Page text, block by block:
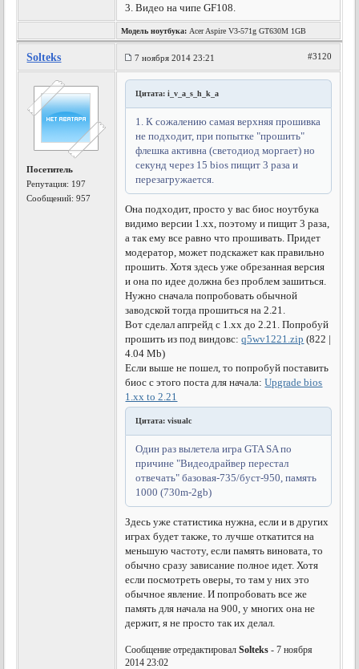
3. Видео на чипе GF108.
Модель ноутбука: Acer Aspire V3-571g GT630M 1GB
Solteks 7 ноября 2014 23:21 #3120
Посетитель
Репутация: 197
Сообщений: 957
Цитата: i_v_a_s_h_k_a
1. К сожалению самая верхняя прошивка
не подходит, при попытке "прошить"
флешка активна (светодиод моргает) но
секунд через 15 bios пищит 3 раза и
перезагружается.
Она подходит, просто у вас биос ноутбука
видимо версии 1.хх, поэтому и пищит 3 раза,
а так ему все равно что прошивать. Придет
модератор, может подскажет как правильно
прошить. Хотя здесь уже обрезанная версия
и она по идее должна без проблем зашиться.
Нужно сначала попробовать обычной
заводской тогда прошиться на 2.21.
Вот сделал апгрейд с 1.хх до 2.21. Попробуй
прошить из под виндовс:q5wv1221.zip (822 |
4.04 Mb)
Если выше не пошел, то попробуй поставить
биос с этого поста для начала:Upgrade bios
1.xx to 2.21
Цитата: visualc
Один раз вылетела игра GTA SA по
причине "Видеодрайвер перестал
отвечать" базовая-735/буст-950, память
1000 (730m-2gb)
Здесь уже статистика нужна, если и в других
играх будет также, то лучше откатится на
меньшую частоту, если память виновата, то
обычно сразу зависание полное идет. Хотя
если посмотреть оверы, то там у них это
обычное явление. И попробовать все же
память для начала на 900, у многих она не
держит, я не просто так их делал.
Сообщение отредактировалSolteks - 7 ноября
2014 23:02